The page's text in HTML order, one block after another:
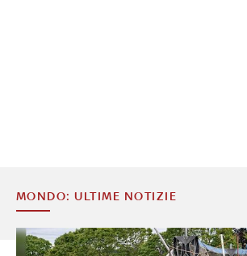
MONDO: ULTIME NOTIZIE